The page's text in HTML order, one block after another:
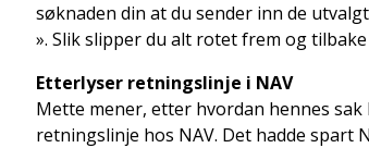
søknaden din at du sender inn de
». Slik slipper du alt rotet frem og
Etterlyser retningslinje i NAV
Mette mener, etter hvordan hennes
retningslinje hos NAV. Det hadde spart